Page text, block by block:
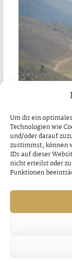
Um dir ein
Technologien wie
und/oder darauf
zustimmst, können
IDs auf dieser
nicht erteilst oder
Funktionen
Hochfügen
August